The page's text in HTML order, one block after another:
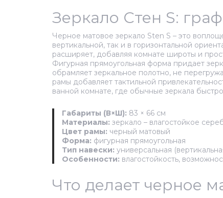
Зеркало Стен S:
Черное матовое зеркало Sten S – это
вертикальной, так и в горизонтальной
расширяет, добавляя комнате широты и
Фигурная прямоугольная форма придает
обрамляет зеркальное полотно, не
рамы добавляет тактильной
ванной комнате, где обычные зеркала
Габариты (В×Ш): 83 × 66 см
Материалы: зеркало – влагостойкое
Цвет рамы: черный матовый
Форма: фигурная прямоугольная
Тип навески: универсальная
Особенности: влагостойкость,
Что делает черное